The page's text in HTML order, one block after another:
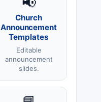
Church
Announcement
Templates
Editable
announcement
slides.